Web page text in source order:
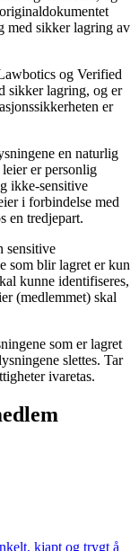
med sikker lagring av
og Verified
sikker lagring, og er
er
en naturlig
er personlig
ikke-sensitive
i forbindelse med
en tredjepart.
sensitive
som blir lagret er kun
kunne identifiseres,
(medlemmet) skal
som er lagret
slettes. Tar
ivaretas.
kjapt og trygt å